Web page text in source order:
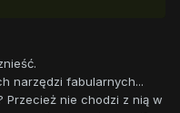
narzędzi fabularnych...
Przecież nie chodzi z nią w